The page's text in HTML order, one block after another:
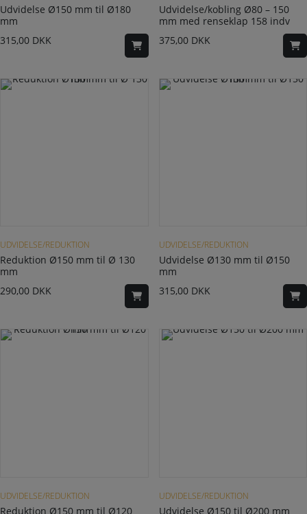
Udvidelse Ø150 mm til Ø180
mm
315,00 DKK
Udvidelse/kobling Ø80 – 150
mm med renseklap 158 indv
375,00 DKK
UDVIDELSE/REDUKTION
Reduktion Ø150 mm til Ø 130
mm
290,00 DKK
UDVIDELSE/REDUKTION
Udvidelse Ø130 mm til Ø150
mm
315,00 DKK
UDVIDELSE/REDUKTION
Reduktion Ø150 mm til Ø120
UDVIDELSE/REDUKTION
Udvidelse Ø150 til Ø200 mm